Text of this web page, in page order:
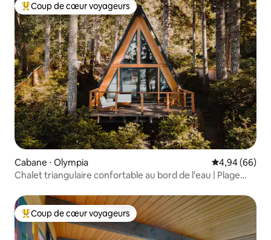
Coups de cœur voyageurs les plus appréciés
Coup de cœur voyageurs
Cabane ⋅ Olympia Évaluation
4,94 (66)
Chalet triangulaire confortable au bord de l'eau | Plage
Coups de cœur voyageurs les plus appréciés
Coup de cœur voyageurs